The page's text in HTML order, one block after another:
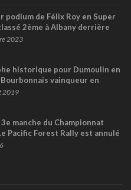
podium de Félix Roy en Super
2ème à Albany derrière
2023
historique pour Dumoulin en
vainqueur en
2019
manche du Championnat
Pacific Forest Rally est annulé